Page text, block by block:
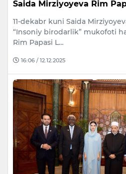
Saida Mirziyoyeva Rim
11-dekabr kuni Saida
“Insoniy birodarlik” mukofoti
Rim Papasi L…
16:06 / 12.12.2025